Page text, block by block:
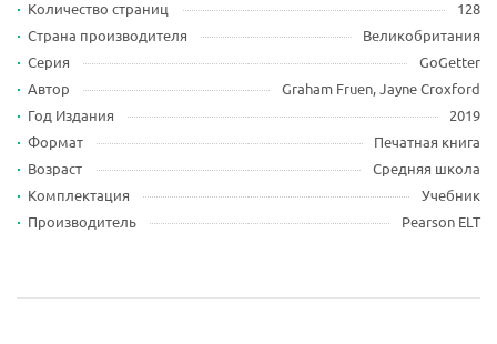
Количество страниц
128
Страна производителя
Великобритания
Серия
GoGetter
Автор
Graham Fruen, Jayne Croxford
Год Издания
2019
Формат
Печатная книга
Возраст
Средняя школа
Комплектация
Учебник
Производитель
Pearson ELT
Ваш E-mail:
политикой
Ваш E-mail:
политикой